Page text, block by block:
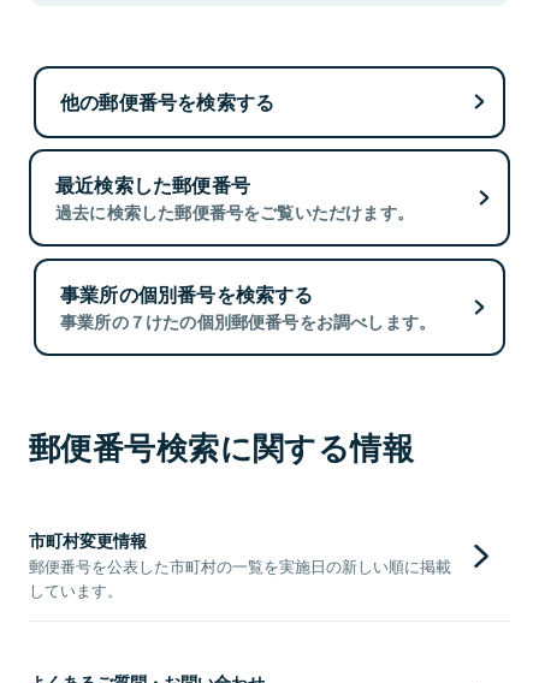
他の郵便番号を検索する
最近検索した郵便番号
過去に検索した郵便番号をご覧いただけます。
事業所の個別番号を検索する
事業所の７けたの個別郵便番号をお調べします。
郵便番号検索に関する情報
市町村変更情報
郵便番号を公表した市町村の一覧を実施日の新しい順に掲載
しています。